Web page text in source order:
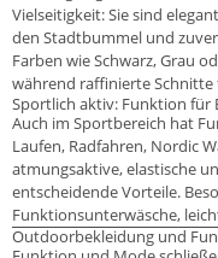
Vielseitigkeit: Sie sind
den Stadtbummel und
Farben wie Schwarz, Grau
während raffinierte
Sportlich aktiv: Funktion für
Auch im Sportbereich hat
Laufen, Radfahren, Nordic
atmungsaktive, elastische
entscheidende Vorteile.
Funktionsunterwäsche,
Outdoorbekleidung und